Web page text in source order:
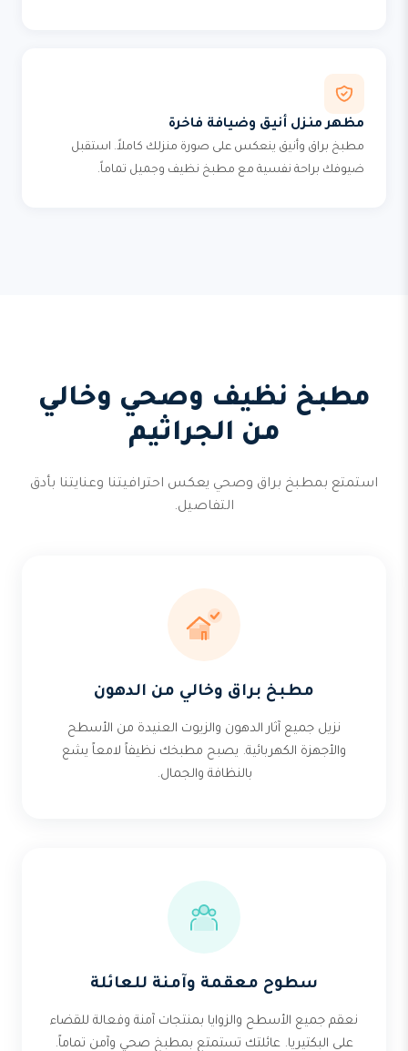
مظهر منزل أنيق وضيافة فاخرة
مطبخ براق وأنيق ينعكس على صورة منزلك كاملاً. استقبل
ضيوفك براحة نفسية مع مطبخ نظيف وجميل تماماً.
مطبخ نظيف وصحي وخالي
من الجراثيم
استمتع بمطبخ براق وصحي يعكس احترافيتنا وعنايتنا بأدق
التفاصيل.
مطبخ براق وخالي من الدهون
نزيل جميع آثار الدهون والزيوت العنيدة من الأسطح
والأجهزة الكهربائية. يصبح مطبخك نظيفاً لامعاً يشع
بالنظافة والجمال.
سطوح معقمة وآمنة للعائلة
نعقم جميع الأسطح والزوايا بمنتجات آمنة وفعالة للقضاء
على البكتيريا. عائلتك تستمتع بمطبخ صحي وآمن تماماً.